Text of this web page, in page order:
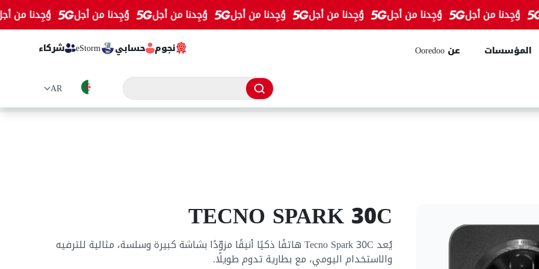
وُجِدنا من أجل وُجِدنا من أجل وُجِدنا من أجل وُجِدنا من أجل وُجِدنا من أجل وُجِدنا من أجل وُجِدنا من أجل
المؤسسات عن Ooredoo نجوم حسابي eStorm شركاء
TECNO SPARK 30C
يُعد Tecno Spark 30C هاتفًا ذكيًا أنيقًا مزوّدًا بشاشة كبيرة وسلسة، مثالية للترفيه
والاستخدام اليومي، مع بطارية تدوم طويلًا.